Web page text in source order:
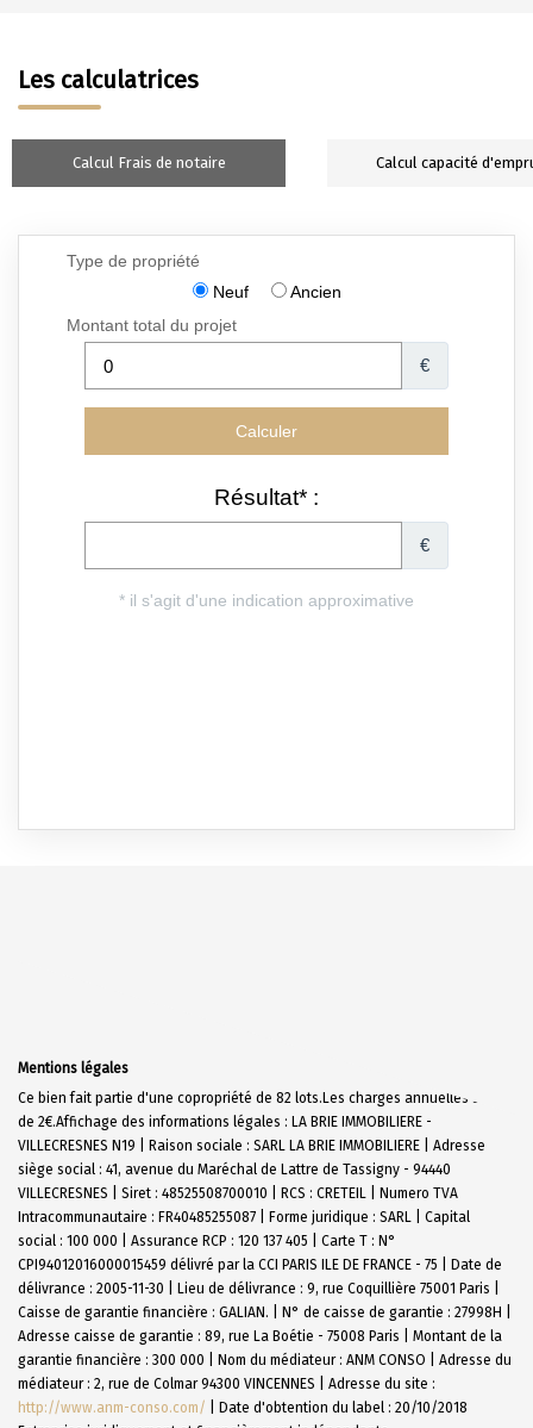
Les calculatrices
Calcul Frais de notaire Calcul capacité
Mentions légales
Ce bien fait partie d'une copropriété de 82 lots.Les charges annuelles sont
de 2€.Affichage des informations légales : LA BRIE IMMOBILIERE -
VILLECRESNES N19 | Raison sociale : SARL LA BRIE IMMOBILIERE | Adresse
siège social : 41, avenue du Maréchal de Lattre de Tassigny - 94440
VILLECRESNES | Siret : 48525508700010 | RCS : CRETEIL | Numero TVA
Intracommunautaire : FR40485255087 | Forme juridique : SARL | Capital
social : 100 000 | Assurance RCP : 120 137 405 | Carte T : N°
CPI94012016000015459 délivré par la CCI PARIS ILE DE FRANCE - 75 | Date de
délivrance : 2005-11-30 | Lieu de délivrance : 9, rue Coquillière 75001 Paris |
Caisse de garantie financière : GALIAN. | N° de caisse de garantie : 27998H |
Adresse caisse de garantie : 89, rue La Boétie - 75008 Paris | Montant de la
garantie financière : 300 000 | Nom du médiateur : ANM CONSO | Adresse du
médiateur : 2, rue de Colmar 94300 VINCENNES | Adresse du site :
http://www.anm-conso.com/ | Date d'obtention du label : 20/10/2018